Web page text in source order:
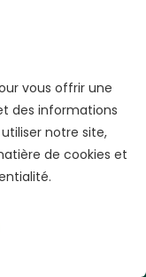
vous offrir une
des informations
notre site,
de cookies et